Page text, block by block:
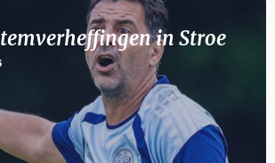
in Stroe